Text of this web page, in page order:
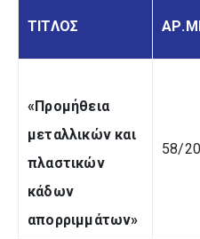
ΤΙΤΛΟΣ
«Προμήθεια
μεταλλικών και
πλαστικών
κάδων
απορριμμάτων»
58/